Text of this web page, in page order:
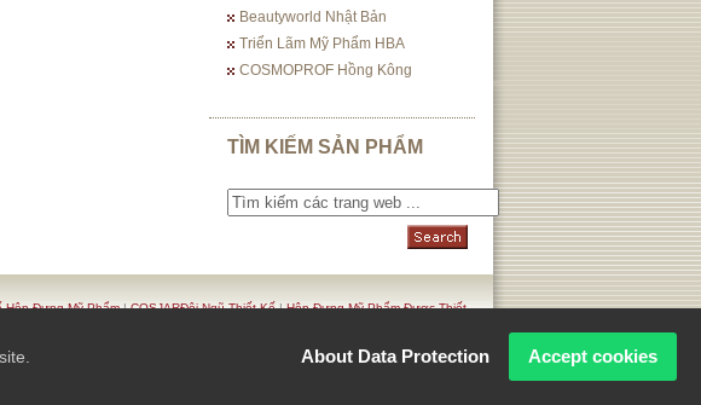
Beautyworld Nhật Bản
Triển Lãm Mỹ Phẩm HBA
COSMOPROF Hồng Kông
TÌM KIẾM SẢN PHẨM
Hộp Đựng Mỹ Phẩm|COSJARĐội Ngũ Thiết Kế|Hộp Đựng Mỹ Phẩm Được Thiết
By
About Data Protection Accept cookies